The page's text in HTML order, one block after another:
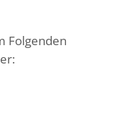
Folgenden